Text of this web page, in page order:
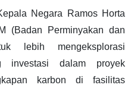
Negara Ramos Horta
Perminyakan dan
lebih mengeksplorasi
investasi dalam proyek
karbon di fasilitas